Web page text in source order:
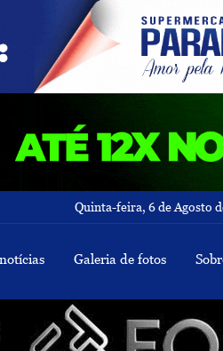
Quinta-feira, 6 de Agosto
Galeria de fotos